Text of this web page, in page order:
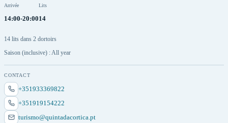
Arrivée
14:00-20:00
Lits
14
14 lits dans 2 dortoirs
Saison (inclusive) : All year
CONTACT
+351933369822
+351919154222
turismo@quintadacortica.pt